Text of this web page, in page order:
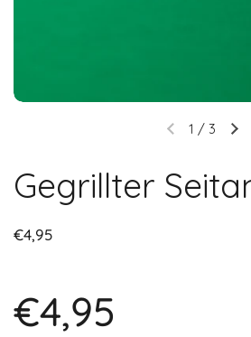
1 / 3
Gegrillter
€4,95
€4,95